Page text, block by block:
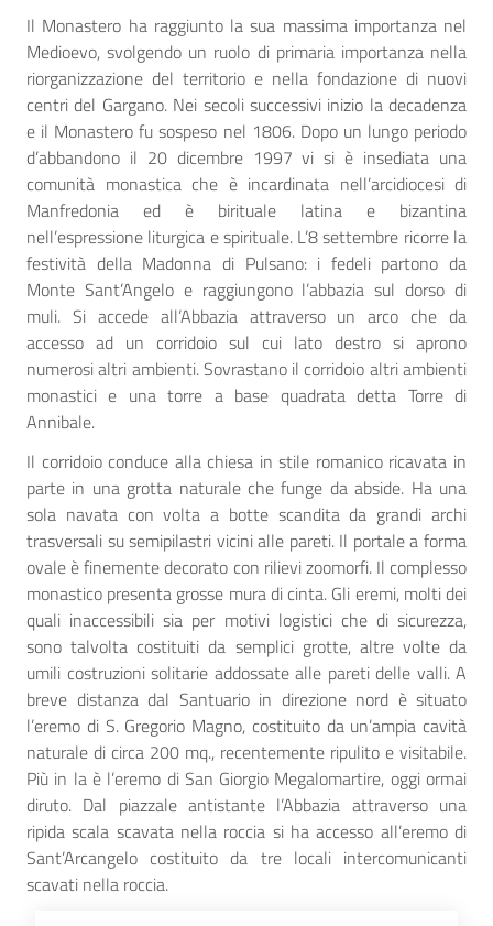
Il Monastero ha raggiunto la sua massima importanza nel
Medioevo, svolgendo un ruolo di primaria importanza nella
riorganizzazione del territorio e nella fondazione di nuovi
centri del Gargano. Nei secoli successivi inizio la decadenza
e il Monastero fu sospeso nel 1806. Dopo un lungo periodo
d’abbandono il 20 dicembre 1997 vi si è insediata una
comunità monastica che è incardinata nell’arcidiocesi di
Manfredonia ed è birituale latina e bizantina
nell’espressione liturgica e spirituale. L’8 settembre ricorre la
festività della Madonna di Pulsano: i fedeli partono da
Monte Sant’Angelo e raggiungono l’abbazia sul dorso di
muli. Si accede all’Abbazia attraverso un arco che da
accesso ad un corridoio sul cui lato destro si aprono
numerosi altri ambienti. Sovrastano il corridoio altri ambienti
monastici e una torre a base quadrata detta Torre di
Annibale.
Il corridoio conduce alla chiesa in stile romanico ricavata in
parte in una grotta naturale che funge da abside. Ha una
sola navata con volta a botte scandita da grandi archi
trasversali su semipilastri vicini alle pareti. Il portale a forma
ovale è finemente decorato con rilievi zoomorfi. Il complesso
monastico presenta grosse mura di cinta. Gli eremi, molti dei
quali inaccessibili sia per motivi logistici che di sicurezza,
sono talvolta costituiti da semplici grotte, altre volte da
umili costruzioni solitarie addossate alle pareti delle valli. A
breve distanza dal Santuario in direzione nord è situato
l’eremo di S. Gregorio Magno, costituito da un’ampia cavità
naturale di circa 200 mq., recentemente ripulito e visitabile.
Più in la è l’eremo di San Giorgio Megalomartire, oggi ormai
diruto. Dal piazzale antistante l’Abbazia attraverso una
ripida scala scavata nella roccia si ha accesso all’eremo di
Sant’Arcangelo costituito da tre locali intercomunicanti
scavati nella roccia.